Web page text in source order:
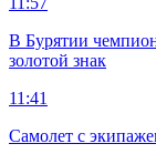
В Бурятии
золотой знак
11:41
Самолет с